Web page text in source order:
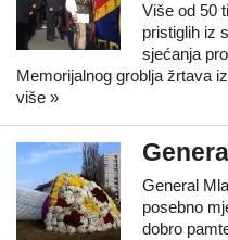
Više od 50
pristiglih iz
sjećanja
Memorijalnog groblja žrtava
više »
General
posebno
dobro